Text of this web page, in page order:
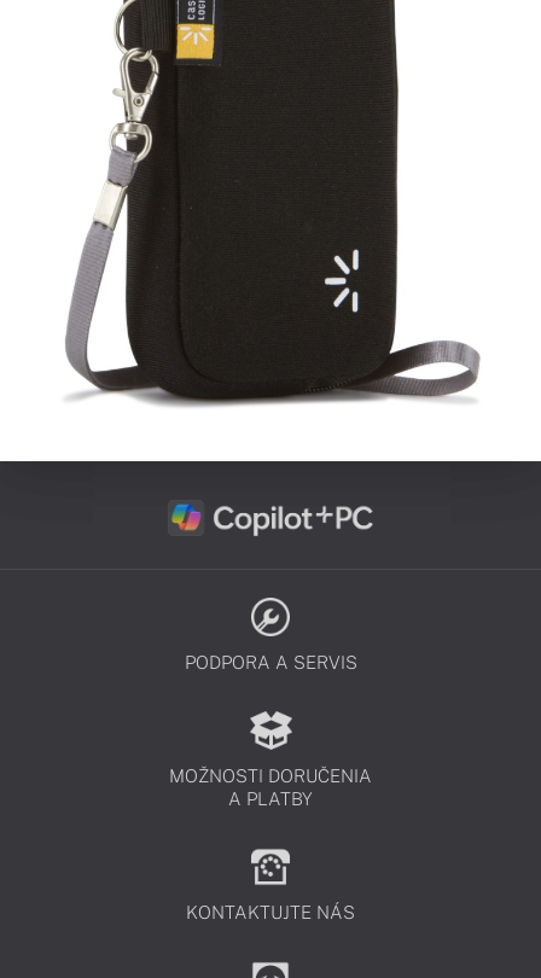
PODPORA A SERVIS
MOŽNOSTI DORUČENIA
A PLATBY
KONTAKTUJTE NÁS